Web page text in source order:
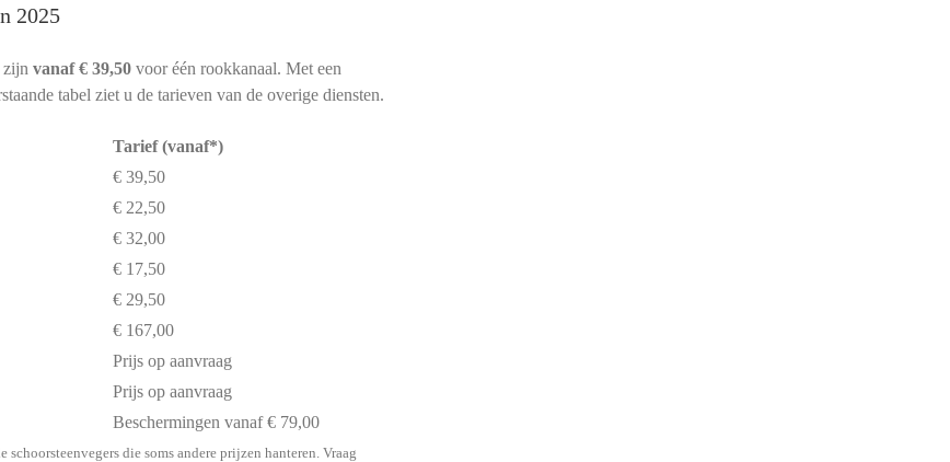
2025
zijn vanaf € 39,50voor één rookkanaal. Met een
tabel ziet u de tarieven van de overige diensten.
Tarief (vanaf*)
€ 39,50
€ 22,50
€ 32,00
€ 17,50
€ 29,50
€ 167,00
Prijs op aanvraag
Prijs op aanvraag
Beschermingen vanaf € 79,00
schoorsteenvegers die soms andere prijzen hanteren. Vraag